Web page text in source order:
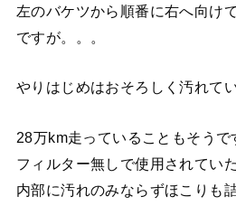
左のバケツから順番に右へ向け
ですが。。。
やりはじめはおそろしく汚れて
28万km走っていることもそう
フィルター無しで使用されてい
内部に汚れのみならずほこりも